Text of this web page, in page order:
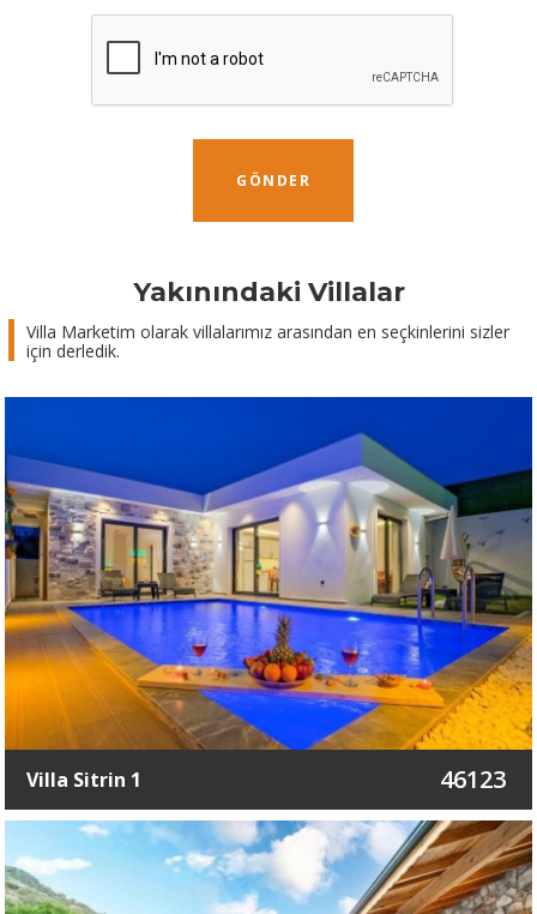
GÖNDER
Yakınındaki Villalar
Villa Marketim olarak villalarımız arasından en seçkinlerini sizler
için derledik.
Villa Sitrin 1 46123